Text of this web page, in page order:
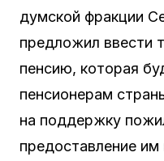
думской фракции
предложил ввести
пенсию, которая
пенсионерам
на поддержку
предоставление